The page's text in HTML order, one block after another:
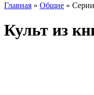
Главная » Общие »
Культ из